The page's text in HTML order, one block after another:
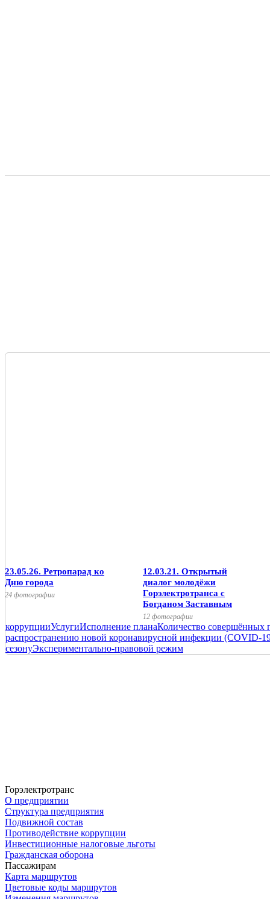
23.05.26. Ретропарад ко
Дню города
24 фотографии
12.03.21. Открытый
диалог молодёжи
Горэлектротранса с
Богданом Заставным
12 фотографии
коррупцииУслугиИсполнение планаКоличество совершённых
распространению новой коронавирусной инфекции (COVID-
сезонуЭкспериментально-правовой режим
Горэлектротранс
О предприятии
Структура предприятия
Подвижной состав
Противодействие коррупции
Инвестиционные налоговые льготы
Гражданская оборона
Пассажирам
Карта маршрутов
Цветовые коды маршрутов